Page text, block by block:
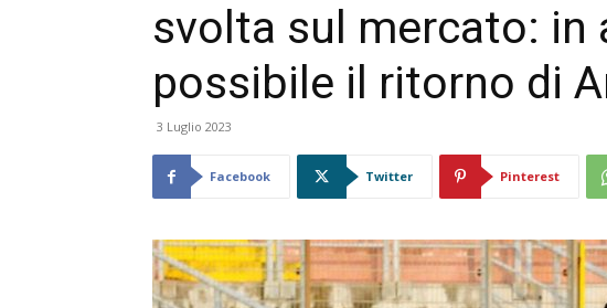
svolta sul mercato: in
possibile il ritorno di
3 Luglio 2023
Facebook Twitter Pinterest